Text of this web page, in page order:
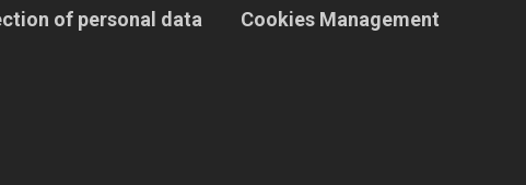
of personal data Cookies Management